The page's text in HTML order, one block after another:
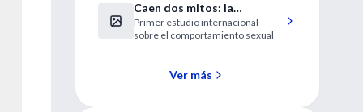
eruptiva.
Caen dos mitos: la
monogamia aún rige y el
debut sexual no se
adelanta
Primer estudio internacional
sobre el comportamiento sexual
Ver más